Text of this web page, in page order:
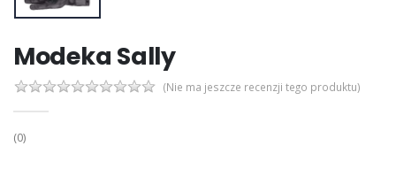
Modeka Sally
(Nie ma jeszcze recenzji tego produktu)
(0)